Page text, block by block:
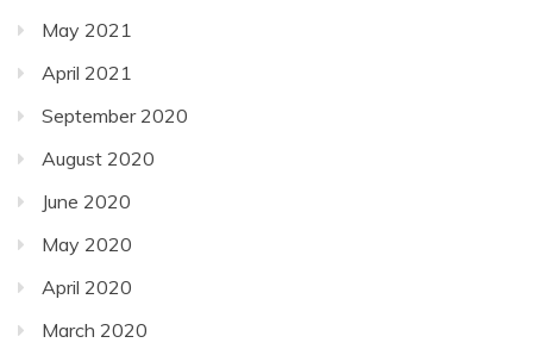
May 2021
April 2021
September 2020
August 2020
June 2020
May 2020
April 2020
March 2020